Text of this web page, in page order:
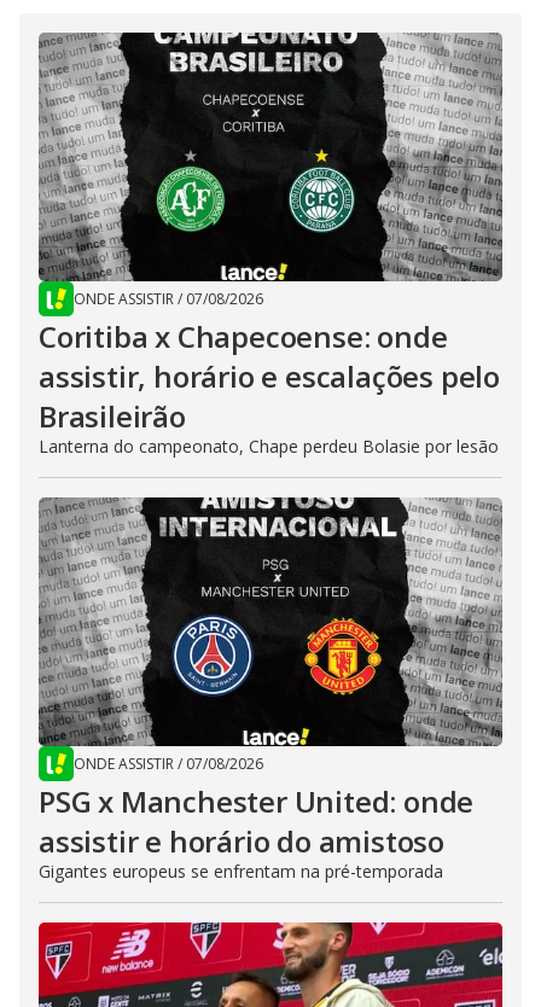
ONDE ASSISTIR/ 07/08/2026
Coritiba x Chapecoense: onde
assistir, horário e escalações pelo
Brasileirão
Lanterna do campeonato, Chape perdeu Bolasie por lesão
ONDE ASSISTIR/ 07/08/2026
PSG x Manchester United: onde
assistir e horário do amistoso
Gigantes europeus se enfrentam na pré-temporada